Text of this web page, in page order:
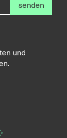
senden
und